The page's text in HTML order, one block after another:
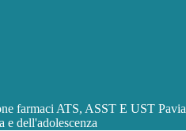
farmaci ATS, ASST E UST Pavia
dell'adolescenza